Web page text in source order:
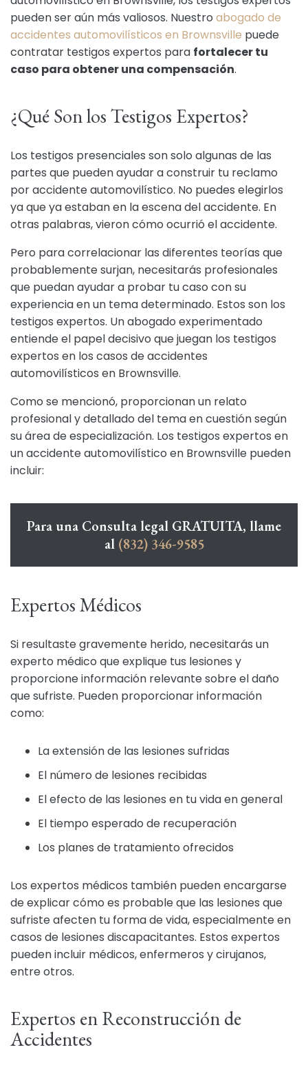
pueden ser aún más valiosos. Nuestro abogado de
accidentes automovilísticos en Brownsville puede
contratar testigos expertos para fortalecer tu
caso para obtener una compensación.
¿Qué Son los Testigos Expertos?
Los testigos presenciales son solo algunas de las
partes que pueden ayudar a construir tu reclamo
por accidente automovilístico. No puedes elegirlos
ya que ya estaban en la escena del accidente. En
otras palabras, vieron cómo ocurrió el accidente.
Pero para correlacionar las diferentes teorías que
probablemente surjan, necesitarás profesionales
que puedan ayudar a probar tu caso con su
experiencia en un tema determinado. Estos son los
testigos expertos. Un abogado experimentado
entiende el papel decisivo que juegan los testigos
expertos en los casos de accidentes
automovilísticos en Brownsville.
Como se mencionó, proporcionan un relato
profesional y detallado del tema en cuestión según
su área de especialización. Los testigos expertos en
un accidente automovilístico en Brownsville pueden
incluir:
Para una Consulta legal GRATUITA, llame
al (832) 346-9585
Expertos Médicos
Si resultaste gravemente herido, necesitarás un
experto médico que explique tus lesiones y
proporcione información relevante sobre el daño
que sufriste. Pueden proporcionar información
como:
La extensión de las lesiones sufridas
El número de lesiones recibidas
El efecto de las lesiones en tu vida en general
El tiempo esperado de recuperación
Los planes de tratamiento ofrecidos
Los expertos médicos también pueden encargarse
de explicar cómo es probable que las lesiones que
sufriste afecten tu forma de vida, especialmente en
casos de lesiones discapacitantes. Estos expertos
pueden incluir médicos, enfermeros y cirujanos,
entre otros.
Expertos en Reconstrucción de
Accidentes